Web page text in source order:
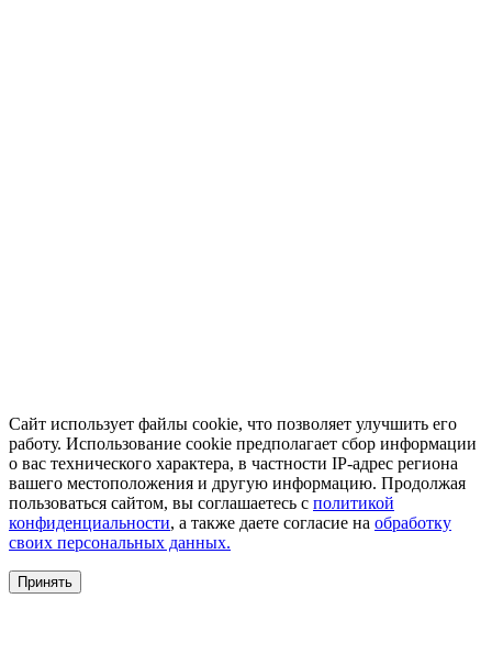
Сайт использует файлы cookie, что позволяет улучшить его
работу. Использование cookie предполагает сбор информации
о вас технического характера, в частности IP-адрес региона
вашего местоположения и другую информацию. Продолжая
пользоваться сайтом, вы соглашаетесь с политикой
конфиденциальности, а также даете согласие на обработку
своих персональных данных.
Принять